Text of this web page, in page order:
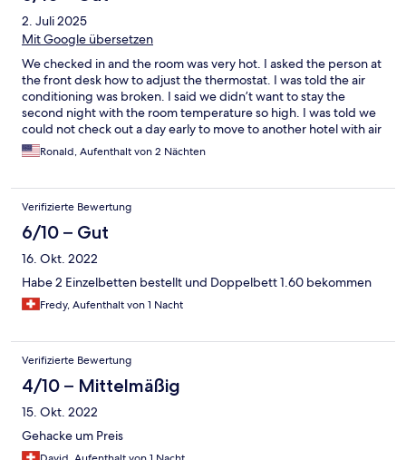
2. Juli 2025
Mit Google übersetzen
We checked in and the room was very hot. I asked the person at
the front desk how to adjust the thermostat. I was told the air
conditioning was broken. I said we didn’t want to stay the
second night with the room temperature so high. I was told we
could not check out a day early to move to another hotel with air
conditioning, but we would receive a one night credit. We have
not seen it.
Ronald, Aufenthalt von 2 Nächten
Verifizierte Bewertung
6/10 – Gut
16. Okt. 2022
Habe 2 Einzelbetten bestellt und Doppelbett 1.60 bekommen
Fredy, Aufenthalt von 1 Nacht
Verifizierte Bewertung
4/10 – Mittelmäßig
15. Okt. 2022
Gehacke um Preis